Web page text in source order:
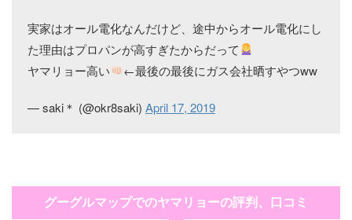
実家はオール電化なんだけど、途中からオール電化にし
た理由はプロパンが高すぎたからだって
ヤマリョー高い
←最後の最後にガス会社晒すやつww
— saki＊ (@okr8saki) April 17, 2019
グーグルマップでのヤマリョーの評判、口コミ